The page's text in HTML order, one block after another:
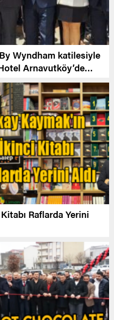
Wyndham katilesiyle
Arnavutköy’de
Raflarda Yerini